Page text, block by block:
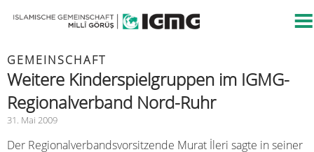
GEMEINSCHAFT
Weitere Kinderspielgruppen im IGMG-
Regionalverband Nord-Ruhr
31. Mai 2009
Der Regionalverbandsvorsitzende Murat İleri sagte in seiner